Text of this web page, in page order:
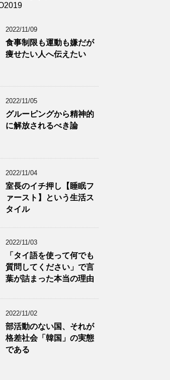
2022/11/09
食事制限も運動も嫌だが
痩せたい人へ伝えたい
2022/11/05
グルーピングから精神的
に解放されるべき論
2022/11/04
室長のイチ押し【睡眠フ
ァースト】という生活ス
タイル
2022/11/03
「タイ語を使って何でも
質問してください」で言
葉が詰まった本当の理由
2022/11/02
部活動のない国、それが
格差社会「韓国」の実態
である